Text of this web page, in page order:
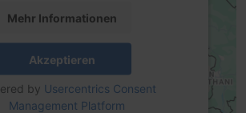
Mehr Informationen
Akzeptieren
by Usercentrics Consent
Management Platform